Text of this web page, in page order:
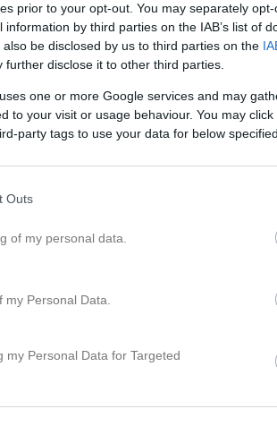
prior to your opt-out. You may separately
by third parties on the IAB’s list of
be disclosed by us to third parties on the
further disclose it to other third parties.
one or more Google services and may
to your visit or usage behaviour. You may
party tags to use your data for below
Outs
of my personal data.
Personal Data.
Personal Data for Targeted